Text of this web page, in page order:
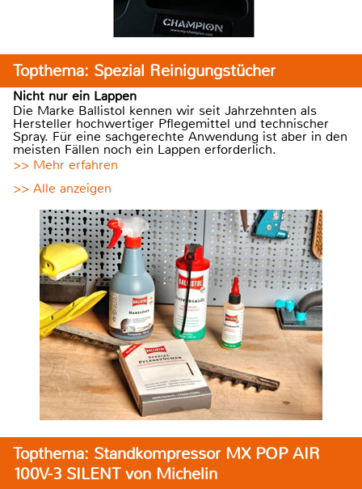
Topthema: Spezial Reinigungstücher
Nicht nur ein Lappen
Die Marke Ballistol kennen wir seit Jahrzehnten als
Hersteller hochwertiger Pflegemittel und technischer
Spray. Für eine sachgerechte Anwendung ist aber in den
meisten Fällen noch ein Lappen erforderlich.
>> Mehr erfahren
>> Alle anzeigen
Topthema: Standkompressor MX POP AIR
100V-3 SILENT von Michelin